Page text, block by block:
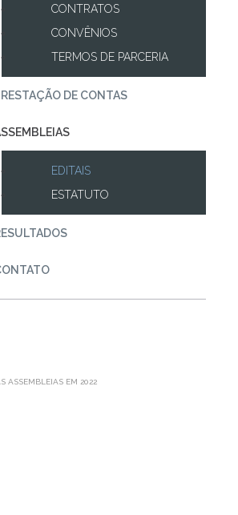
CONTRATOS
CONVÊNIOS
TERMOS DE PARCERIA
DE CONTAS
EDITAIS
ESTATUTO
ASSEMBLEIAS EM 2022